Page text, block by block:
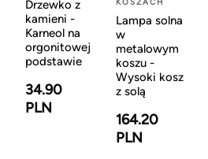
Drzewko z
kamieni -
Karneol na
orgonitowej
podstawie
34.90
PLN
KOSZACH
Lampa solna
w
metalowym
koszu -
Wysoki kosz
z solą
164.20
PLN